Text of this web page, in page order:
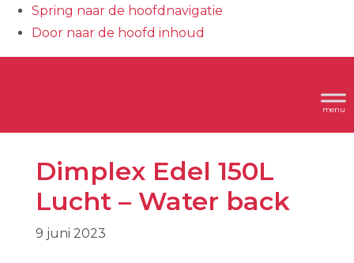
Spring naar de hoofdnavigatie
Door naar de hoofd inhoud
Rechts
Dimplex Edel 150L
Lucht – Water back
9 juni 2023